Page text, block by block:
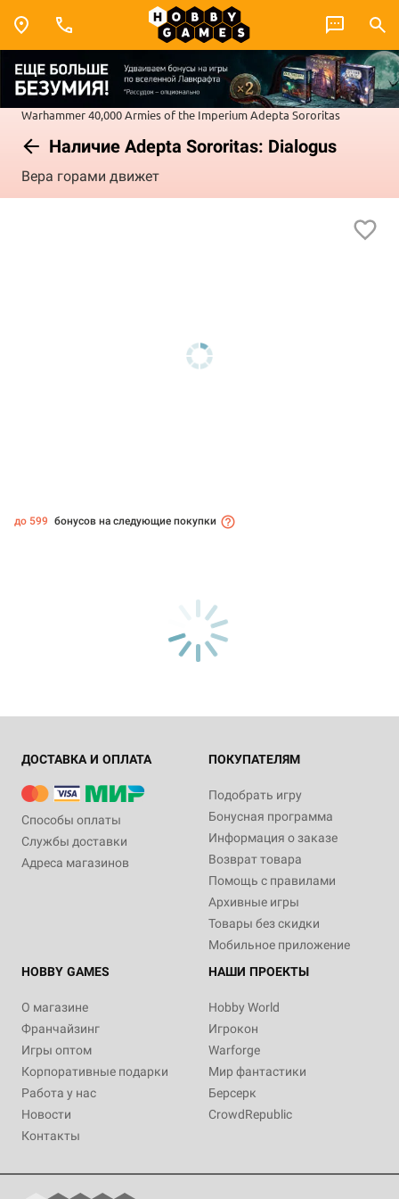
Warhammer 40,000Armies of the ImperiumAdepta Sororitas
Наличие Adepta Sororitas: Dialogus
Вера горами движет
до 599 бонусов на следующие покупки
ДОСТАВКА И ОПЛАТА
Способы оплаты
Службы доставки
Адреса магазинов
ПОКУПАТЕЛЯМ
Подобрать игру
Бонусная программа
Информация о заказе
Возврат товара
Помощь с правилами
Архивные игры
Товары без скидки
Мобильное приложение
HOBBY GAMES
О магазине
Франчайзинг
Игры оптом
Корпоративные подарки
Работа у нас
Новости
Контакты
НАШИ ПРОЕКТЫ
Hobby World
Игрокон
Warforge
Мир фантастики
Берсерк
CrowdRepublic